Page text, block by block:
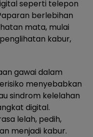
seperti telepon
berlebihan
mata, mulai
kabur,
gawai dalam
menyebabkan
sindrom kelelahan
digital.
lelah, pedih,
menjadi kabur.